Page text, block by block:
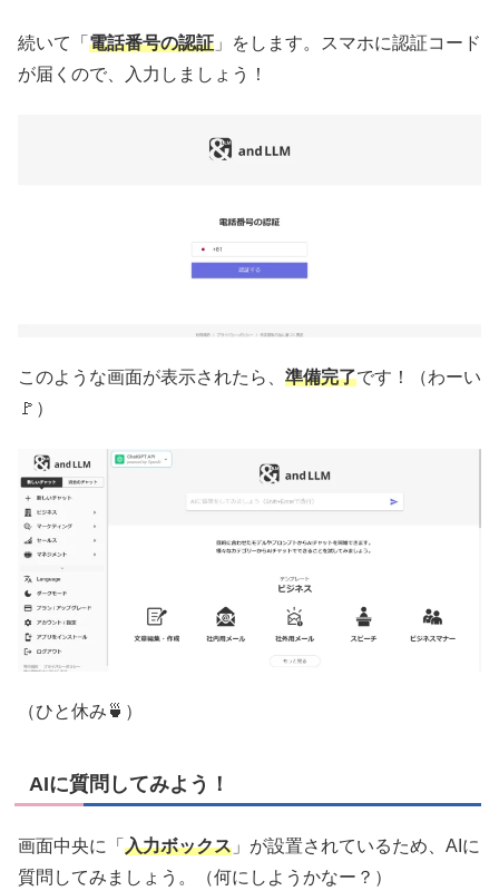
続いて「 電話番号の認証 」をします。スマホに認証コード
が届くので、入力しましょう！
このような画面が表示されたら、 準備完了です！（わーい
🚩）
（ひと休み🍵）
AIに質問してみよう！
画面中央に「 入力ボックス 」が設置されているため、AIに
質問してみましょう。（何にしようかなー？）